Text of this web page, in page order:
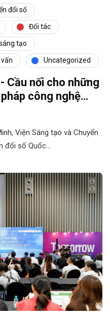
đổi số
Đối tác
tạo
Uncategorized
Cầu nối cho những
công nghệ
số và đô thị thông
Viện Sáng tạo và Chuyển
đổi số Quốc…